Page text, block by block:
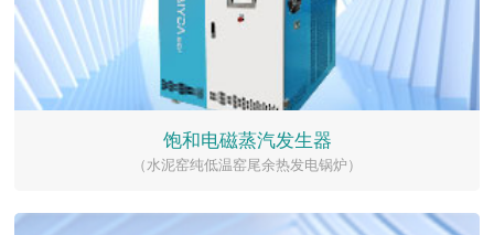
饱和电磁蒸汽发生器
（水泥窑纯低温窑尾余热发电锅炉）